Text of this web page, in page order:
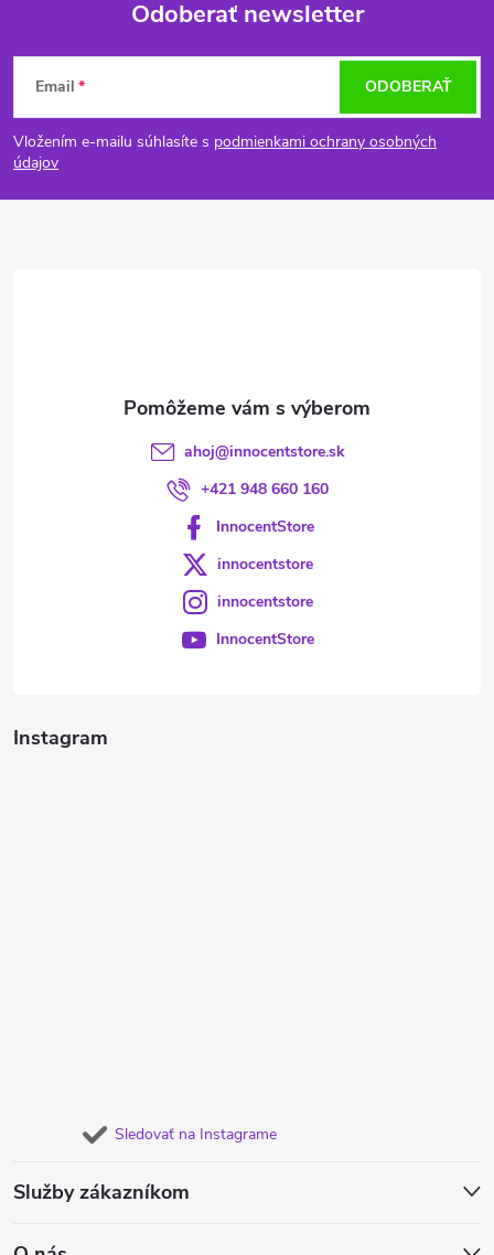
Z
á
p
Odoberať newsletter
Email
Vložením e-mailu súhlasíte s podmienkami ochrany osobných
údajov
ODOBERAŤ
Instagram
Sledovať na Instagrame
Služby zákazníkom
ahoj@innocentstore.sk
+421 948 660 160
InnocentStore
innocentstore
innocentstore
InnocentStore